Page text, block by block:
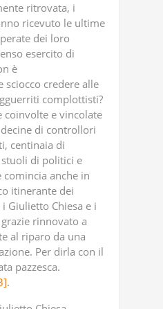
ritrovata, i
ricevuto le ultime
dei loro
esercito di
è
credere alle
complottisti?
coinvolte e vincolate
di controllori
centinaia di
di politici e
anche in
itinerante dei
Giulietto Chiesa e i
rinnovato a
al riparo da una
Per dirla con il
pazzesca.
.